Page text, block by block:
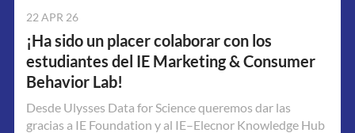
22 APR 26
¡Ha sido un placer colaborar con los
estudiantes del IE Marketing & Consumer
Behavior Lab!
Desde Ulysses Data for Science queremos dar las
gracias a IE Foundation y al IE–Elecnor Knowledge Hub